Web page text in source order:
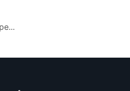
...